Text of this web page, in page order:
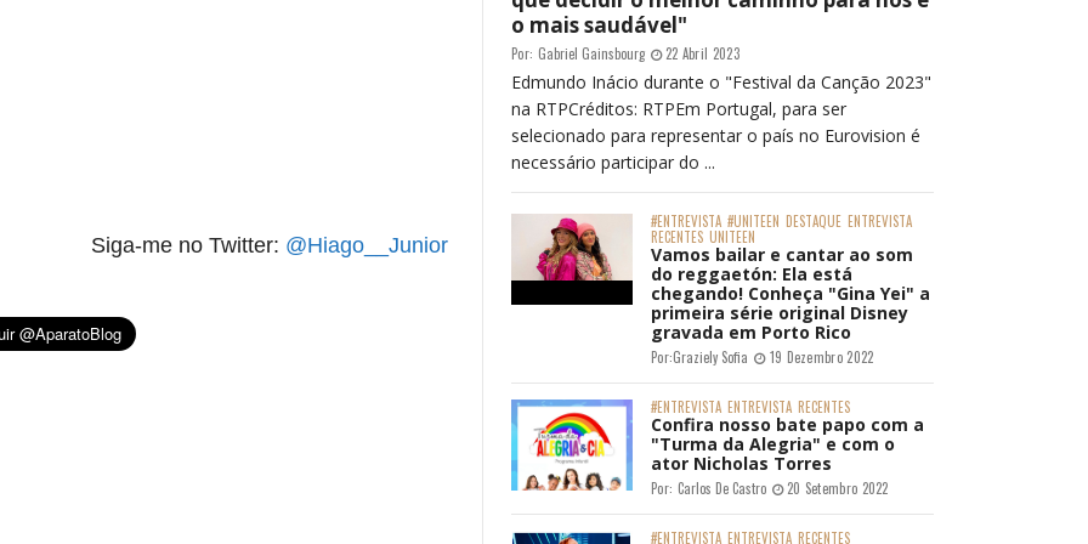
Siga-me no Twitter: @Hiago__Junior
o mais saudável"
Por: Gabriel Gainsbourg 22 Abril 2023
Edmundo Inácio durante o "Festival da Canção 2023"
na RTPCréditos: RTPEm Portugal, para ser
selecionado para representar o país no Eurovision é
necessário participar do ...
#ENTREVISTA #UNITEEN DESTAQUE ENTREVISTA
RECENTES UNITEEN
Vamos bailar e cantar ao som
do reggaetón: Ela está
chegando! Conheça "Gina Yei" a
primeira série original Disney
gravada em Porto Rico
Por:Graziely Sofia 19 Dezembro 2022
#ENTREVISTA ENTREVISTA RECENTES
Confira nosso bate papo com a
"Turma da Alegria" e com o
ator Nicholas Torres
Por: Carlos De Castro 20 Setembro 2022
#ENTREVISTA ENTREVISTA RECENTES